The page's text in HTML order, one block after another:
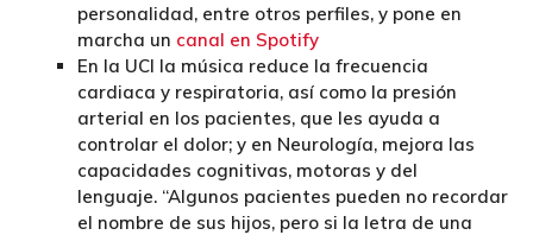
personalidad, entre otros perfiles, y pone en
marcha un canal en Spotify
En la UCI la música reduce la frecuencia
cardiaca y respiratoria, así como la presión
arterial en los pacientes, que les ayuda a
controlar el dolor; y en Neurología, mejora las
capacidades cognitivas, motoras y del
lenguaje. “Algunos pacientes pueden no recordar
el nombre de sus hijos, pero si la letra de una